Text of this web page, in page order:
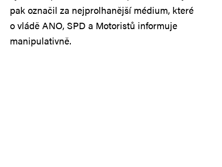
pak označil za nejprolhanější médium, které
o vládě ANO, SPD a Motoristů informuje
manipulativně.